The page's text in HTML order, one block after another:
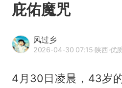
庇佑魔咒
风过乡
2026-04-30 07:15·陕西·优
4月30日凌晨，43岁